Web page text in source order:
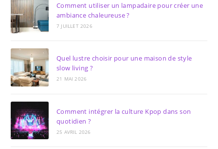
Comment utiliser un lampadaire pour créer une
ambiance chaleureuse ?
7 JUILLET 2026
Quel lustre choisir pour une maison de style
slow living ?
21 MAI 2026
Comment intégrer la culture Kpop dans son
quotidien ?
25 AVRIL 2026